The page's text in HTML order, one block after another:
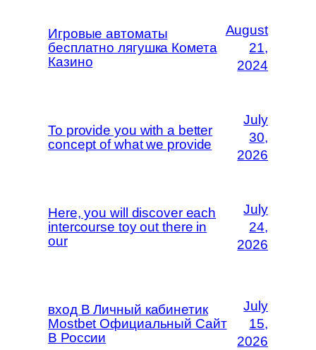
Игровые автоматы
бесплатно лягушка Комета
Казино
August
21,
2024
To provide you with a better
concept of what we provide
July
30,
2026
Here, you will discover each
intercourse toy out there in
our
July
24,
2026
вход В Личный кабинетик
Mostbet Официальный Сайт
В России
July
15,
2026